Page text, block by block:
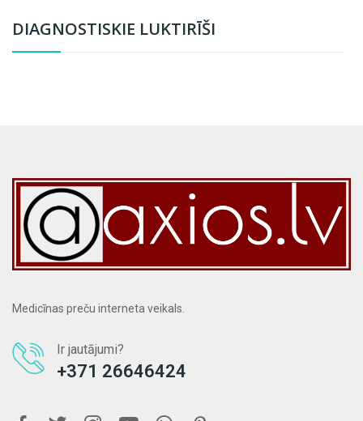
DIAGNOSTISKIE LUKTIRĪŠI
Medicīnas preču interneta veikals.
Ir jautājumi?
+371 26646424